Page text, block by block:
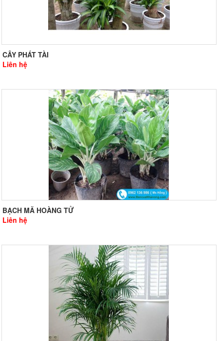
CÂY PHÁT TÀI
Liên hệ
BẠCH MÃ HOÀNG TỬ
Liên hệ